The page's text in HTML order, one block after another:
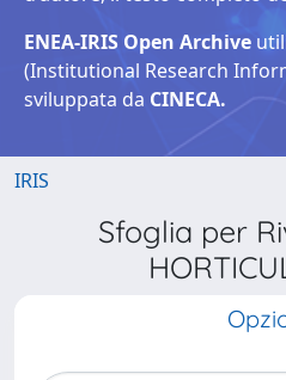
ENEA-IRIS Open Archive
(Institutional Research
sviluppata da CINECA.
IRIS
Sfoglia per